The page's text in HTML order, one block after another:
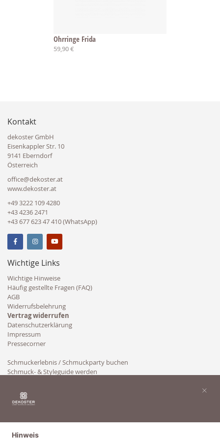
Ohrringe Frida
59,90 €
Kontakt
dekoster GmbH
Eisenkappler Str. 10
9141 Eberndorf
Österreich
office@dekoster.at
www.dekoster.at
+49 3222 109 4280
+43 4236 2471
+43 677 623 47 410 (WhatsApp)
Wichtige Links
Wichtige Hinweise
Häufig gestellte Fragen (FAQ)
AGB
Widerrufsbelehrung
Vertrag widerrufen
Datenschutzerklärung
Impressum
Pressecorner
Schmuckerlebnis / Schmuckparty buchen
Schmuck- & Styleguide werden
Hinweis
×